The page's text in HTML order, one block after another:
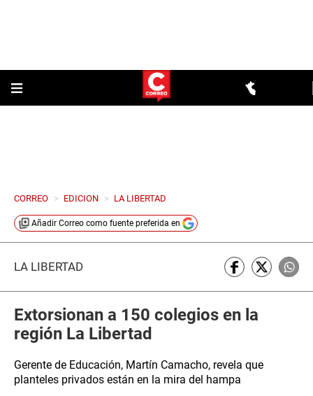
CORREO > EDICION > LA LIBERTAD
Añadir Correo como fuente preferida en
LA LIBERTAD
Extorsionan a 150 colegios en la
región La Libertad
Gerente de Educación, Martín Camacho, revela que
planteles privados están en la mira del hampa